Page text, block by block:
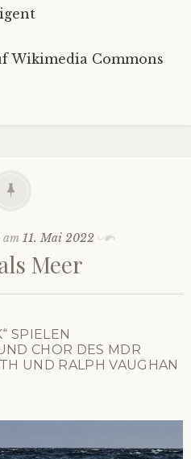
Wikimedia Commons
am11. Mai 2022
Meer
SPIELEN
CHOR DES MDR
UND RALPH VAUGHAN